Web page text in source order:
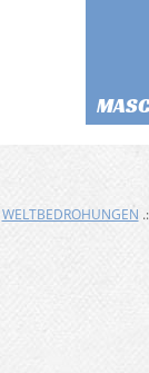
WELTBEDROHUNGEN